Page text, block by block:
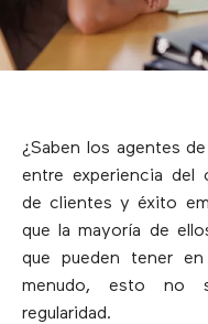
¿Saben los agentes
entre experiencia del
de clientes y éxito
que la mayoría de
que pueden tener
menudo, esto no
regularidad.